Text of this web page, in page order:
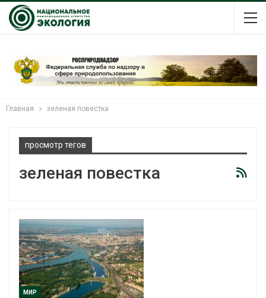
Главная зеленая повестка
просмотр тегов
зеленая повестка
МИР